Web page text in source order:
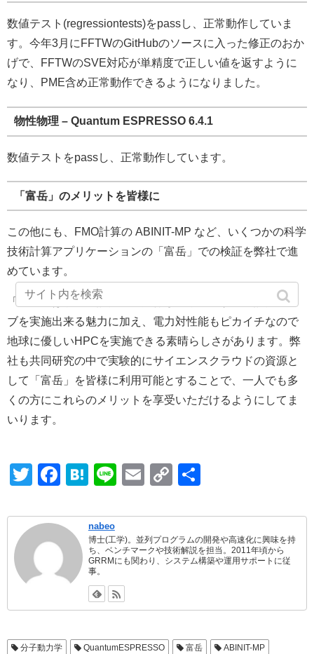
数値テスト(regressiontests)をpassし、正常動作していま
す。今年3月にFFTWのGitHubのソースに入った修正のおか
げで、FFTWのSVE対応が単精度で正しい値を返すように
なり、PME含め正常動作できるようになりました。
物性物理 – Quantum ESPRESSO 6.4.1
数値テストをpassし、正常動作しています。
「富岳」のメリットを皆様に
この他にも、FMO計算の ABINIT-MP など、いくつかの科学
技術計算アプリケーションの「富岳」での検証を弊社で進
めています。
「富岳」は手元の計算機で実行しづらい大規模の計算ジョ
ブを実施出来る魅力に加え、電力対性能もピカイチなので
地球に優しいHPCを実施できる素晴らしさがあります。弊
社も共同研究の中で実験的にサイエンスクラウドの資源と
して「富岳」を皆様に利用可能とすることで、一人でも多
くの方にこれらのメリットを享受いただけるようにしてま
いります。
T
tt
er
F
c
b
o
o
H
e
n
a
Li
e
E
ail
C
p
y
Li
k
nabeo
博士(工学)。並列プログラムの開発や高速化に興味を持
ち、ベンチマークや技術解説を担当。2011年頃から
GRRMにも関わり、システム構築や運用サポートに従
事。
分子動力学 QuantumESPRESSO 富岳
ABINIT-MP